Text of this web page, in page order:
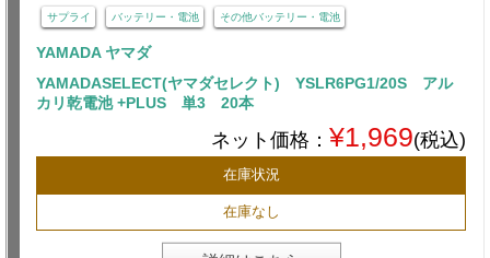
サプライ バッテリー・電池 その他バッテリー・電池
YAMADA ヤマダ
YAMADASELECT(ヤマダセレクト) YSLR6PG1/20S アル
カリ乾電池 +PLUS 単3 20本
ネット価格： ¥1,969(税込)
在庫状況
在庫なし